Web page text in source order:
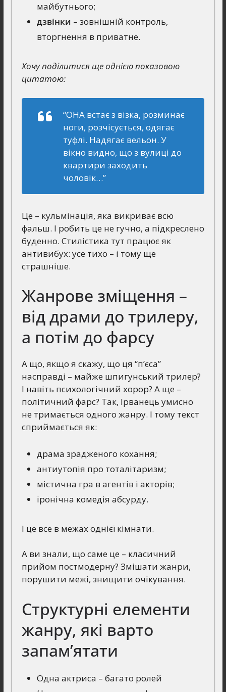
майбутнього;
дзвінки – зовнішній контроль,
вторгнення в приватне.
Хочу поділитися ще однією показовою
цитатою:
“ОНА встає з візка, розминає
ноги, розчісується, одягає
туфлі. Надягає вельон. У
вікно видно, що з вулиці до
квартири заходить
чоловік…”
Це – кульмінація, яка викриває всю
фальш. І робить це не гучно, а підкреслено
буденно. Стилістика тут працює як
антивибух: усе тихо – і тому ще
страшніше.
Жанрове зміщення –
від драми до трилеру,
а потім до фарсу
А що, якщо я скажу, що ця “п’єса”
насправді – майже шпигунський трилер?
І навіть психологічний хорор? А ще –
політичний фарс? Так, Ірванець умисно
не тримається одного жанру. І тому текст
сприймається як:
драма зрадженого кохання;
антиутопія про тоталітаризм;
містична гра в агентів і акторів;
іронічна комедія абсурду.
І це все в межах однієї кімнати.
А ви знали, що саме це – класичний
прийом постмодерну? Змішати жанри,
порушити межі, знищити очікування.
Структурні елементи
жанру, які варто
запам’ятати
Одна актриса – багато ролей